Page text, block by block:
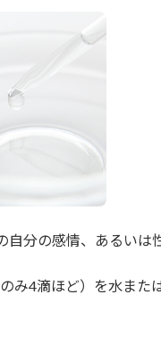
自分の感情、あるいは
み4滴ほど）を水また